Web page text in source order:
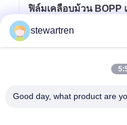
ฟิล์มเคลือบม้วน BOPP
อนุมัติจาก BV
stewartren
Good day, what product are